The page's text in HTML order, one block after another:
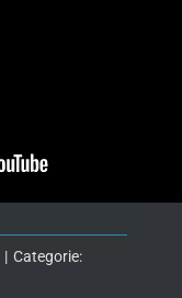
| Categorie: